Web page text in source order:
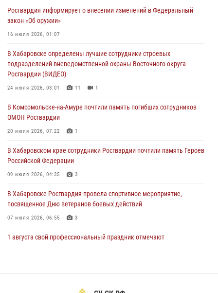
избирательного права
31 июля 2026, 03:26
женщине, потерявшей сознание во время массового мероприятия
29 июля 2026, 23:24 2
В Хабаровске продолжается акция «Каникулы с Росгвардией»
За прошедшую неделю в Хабаровском крае росгвардейцы провели
свыше 120 проверок условий хранения оружия
Росгвардия информирует о внесении изменений в Федеральный
закон «Об оружии»
16 июля 2026, 01:07
В Хабаровске определены лучшие сотрудники строевых
подразделений вневедомственной охраны Восточного округа
Росгвардии (ВИДЕО)
24 июля 2026, 03:01 11 1
В Комсомольске-на-Амуре почтили память погибших сотрудников
ОМОН Росгвардии
20 июля 2026, 07:22 1
В Хабаровском крае сотрудники Росгвардии почтили память Героев
Российской Федерации
09 июля 2026, 04:35 3
В Хабаровске Росгвардия провела спортивное мероприятие,
посвященное Дню ветеранов боевых действий
07 июля 2026, 06:55 3
1 августа свой профессиональный праздник отмечают